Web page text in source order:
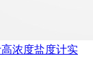
高浓度盐度计实